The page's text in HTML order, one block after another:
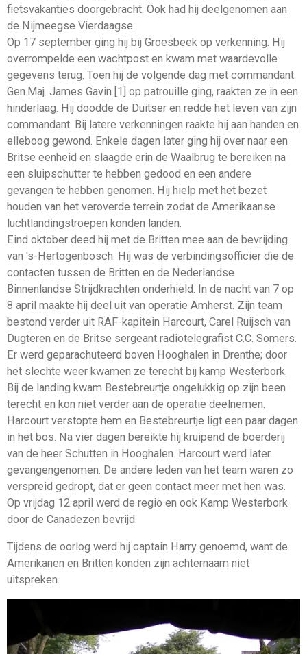
fietsvakanties doorgebracht. Ook had hij deelgenomen aan
de Nijmeegse Vierdaagse.
Op 17 september ging hij bij Groesbeek op verkenning. Hij
overrompelde een wachtpost en kwam met waardevolle
gegevens terug. Toen hij de volgende dag met commandant
Gen.Maj. James Gavin [1] op patrouille ging, raakten ze in een
hinderlaag. Hij doodde de Duitser en redde het leven van zijn
commandant. Bij latere verkenningen raakte hij aan handen en
elleboog gewond. Enkele dagen later ging hij over naar een
Britse eenheid en slaagde erin de Waalbrug te bereiken na
een sluipschutter te hebben gedood en een andere
gevangen te hebben genomen. Hij hielp met het bezet
houden van het veroverde terrein zodat de Amerikaanse
luchtlandingstroepen konden landen.
Eind oktober deed hij met de Britten mee aan de bevrijding
van 's-Hertogenbosch. Hij was de verbindingsofficier die de
contacten tussen de Britten en de Nederlandse
Binnenlandse Strijdkrachten onderhield. In de nacht van 7 op
8 april maakte hij deel uit van operatie Amherst. Zijn team
bestond verder uit RAF-kapitein Harcourt, Carel Ruijsch van
Dugteren en de Britse sergeant radiotelegrafist C.C. Somers.
Er werd geparachuteerd boven Hooghalen in Drenthe; door
het slechte weer kwamen ze terecht bij kamp Westerbork.
Bij de landing kwam Bestebreurtje ongelukkig op zijn been
terecht en kon niet verder aan de operatie deelnemen.
Harcourt verstopte hem en Bestebreurtje ligt een paar dagen
in het bos. Na vier dagen bereikte hij kruipend de boerderij
van de heer Schutten in Hooghalen. Harcourt werd later
gevangengenomen. De andere leden van het team waren zo
verspreid gedropt, dat er geen contact meer met hen was.
Op vrijdag 12 april werd de regio en ook Kamp Westerbork
door de Canadezen bevrijd.
Tijdens de oorlog werd hij captain Harry genoemd, want de
Amerikanen en Britten konden zijn achternaam niet
uitspreken.